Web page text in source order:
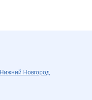
Нижний Новгород